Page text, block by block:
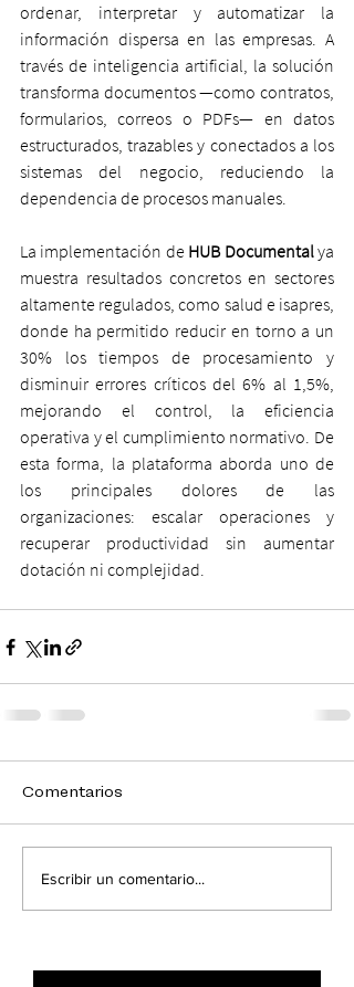
ordenar, interpretar y automatizar la
información dispersa en las empresas. A
través de inteligencia artificial, la solución
transforma documentos —como contratos,
formularios, correos o PDFs— en datos
estructurados, trazables y conectados a los
sistemas del negocio, reduciendo la
dependencia de procesos manuales.
La implementación de HUB Documental ya
muestra resultados concretos en sectores
altamente regulados, como salud e isapres,
donde ha permitido reducir en torno a un
30% los tiempos de procesamiento y
disminuir errores críticos del 6% al 1,5%,
mejorando el control, la eficiencia
operativa y el cumplimiento normativo. De
esta forma, la plataforma aborda uno de
los principales dolores de las
organizaciones: escalar operaciones y
recuperar productividad sin aumentar
dotación ni complejidad.
Comentarios
Escribir un comentario...